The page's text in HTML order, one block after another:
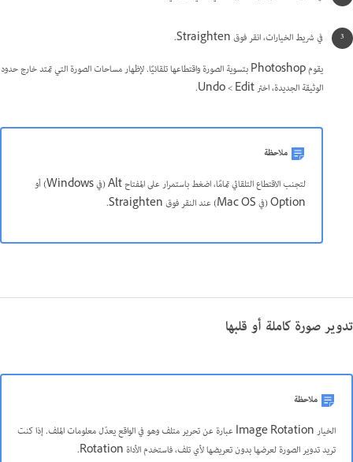
في شريط الخيارات، انقر فوق Straighten.
يقوم Photoshop بتسوية الصورة واقتطاعها تلقائيًا. لإظهار مساحات الصورة التي تمتد خارج حدود
الوثيقة الجديدة، اختر Edit‏ > Undo.
ملاحظة
لتجنب الاقتطاع التلقائي تمامًا، اضغط باستمرار على المفتاح Alt ‏(في Windows) أو
Option ‏(في Mac OS) عند النقر فوق Straighten.
تدوير صورة كاملة أو قلبها
ملاحظة
الخيار Image Rotation عبارة عن تحرير متلف وهو في الواقع يعدّل معلومات الملف. إذا كنت
تريد تدوير الصورة لعرضها بدون تعريضها لأي تلف، فاستخدم الأداة Rotation.